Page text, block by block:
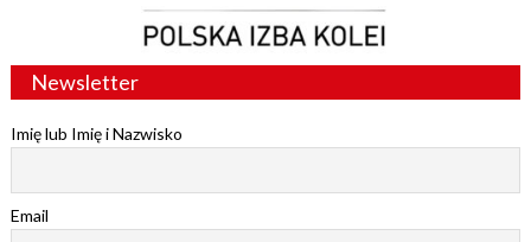
Newsletter
Imię lub Imię i Nazwisko
Email